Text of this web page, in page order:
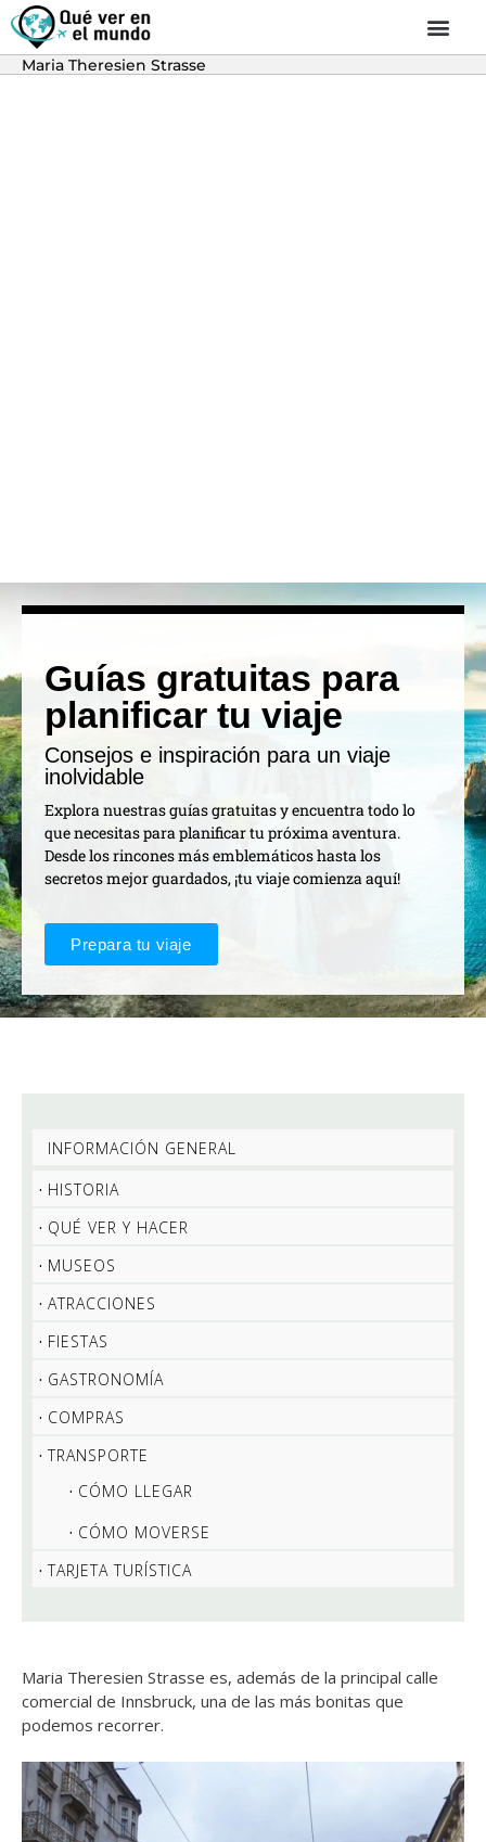
Maria Theresien Strasse
Guías gratuitas para
planificar tu viaje
Consejos e inspiración para un viaje
inolvidable
Explora nuestras guías gratuitas y encuentra todo lo
que necesitas para planificar tu próxima aventura.
Desde los rincones más emblemáticos hasta los
secretos mejor guardados, ¡tu viaje comienza aquí!
Prepara tu viaje
INFORMACIÓN GENERAL
HISTORIA
QUÉ VER Y HACER
MUSEOS
ATRACCIONES
FIESTAS
GASTRONOMÍA
COMPRAS
TRANSPORTE
CÓMO LLEGAR
CÓMO MOVERSE
TARJETA TURÍSTICA
Maria Theresien Strasse es, además de la principal calle
comercial de Innsbruck, una de las más bonitas que
podemos recorrer.